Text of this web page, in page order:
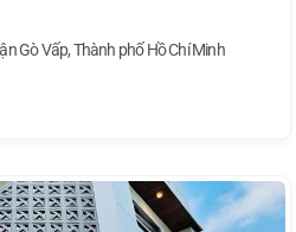
Gò Vấp, Thành phố Hồ Chí Minh